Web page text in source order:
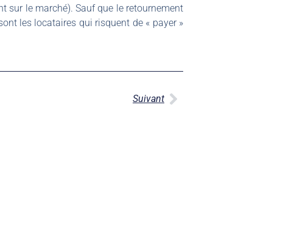
sur le marché). Sauf que le retournement
les locataires qui risquent de « payer »
Suivant